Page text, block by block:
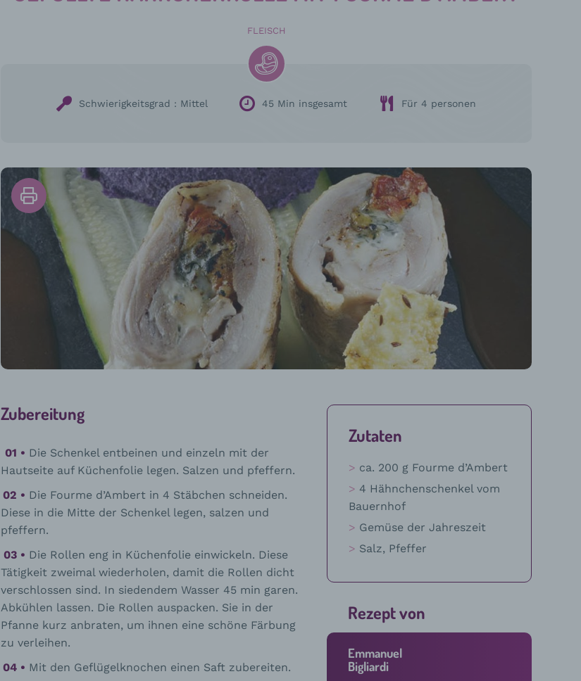
FLEISCH
Schwierigkeitsgrad : Mittel 45 Min insgesamt Für 4 personen
Drucken
Sie
Rezept
Zutaten
ca. 200 g Fourme d’Ambert
4 Hähnchenschenkel vom
Bauernhof
Gemüse der Jahreszeit
Salz, Pfeffer
Rezept von
Emmanuel
Bigliardi
Zubereitung
Die Schenkel entbeinen und einzeln mit der
Hautseite auf Küchenfolie legen. Salzen und pfeffern.
Die Fourme d’Ambert in 4 Stäbchen schneiden.
Diese in die Mitte der Schenkel legen, salzen und
pfeffern.
Die Rollen eng in Küchenfolie einwickeln. Diese
Tätigkeit zweimal wiederholen, damit die Rollen dicht
verschlossen sind. In siedendem Wasser 45 min garen.
Abkühlen lassen. Die Rollen auspacken. Sie in der
Pfanne kurz anbraten, um ihnen eine schöne Färbung
zu verleihen.
Mit den Geflügelknochen einen Saft zubereiten.